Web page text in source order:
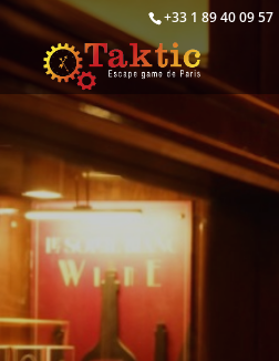
+33 1 89 40 09 57